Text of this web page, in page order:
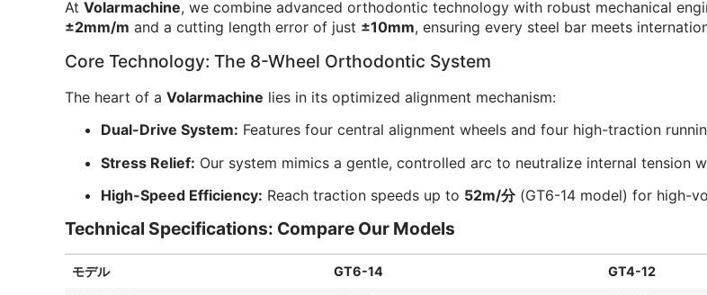
At Volarmachine, we combine advanced orthodontic technology with robust mechanical
±2mm/m and a cutting length error of just ±10mm, ensuring every steel bar meets
Core Technology: The 8-Wheel Orthodontic System
The heart of a Volarmachine lies in its optimized alignment mechanism:
Dual-Drive System: Features four central alignment wheels and four high-traction
Stress Relief: Our system mimics a gentle, controlled arc to neutralize internal tension
High-Speed Efficiency: Reach traction speeds up to 52m/分(GT6-14 model) for high-
Technical Specifications: Compare Our Models
モデル GT6-14 GT4-12